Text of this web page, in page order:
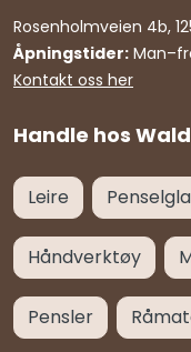
Handle hos
Rosenholmveien 4b,
Åpningstider:
Kontakt oss her
Leire
Håndverktøy
Pensler